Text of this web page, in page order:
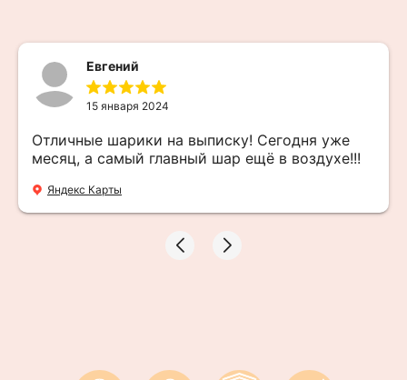
Евгений
15 января 2024
Отличные шарики на выписку! Сегодня уже
месяц, а самый главный шар ещё в воздухе!!!
Яндекс Карты